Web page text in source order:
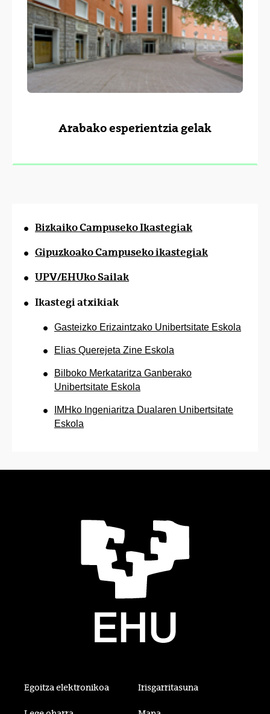
Arabako esperientzia gelak
Bizkaiko Campuseko Ikastegiak
Gipuzkoako Campuseko ikastegiak
UPV/EHUko Sailak
Ikastegi atxikiak
Gasteizko Erizaintzako Unibertsitate Eskola
Elias Querejeta Zine Eskola
Bilboko Merkataritza Ganberako
Unibertsitate Eskola
IMHko Ingeniaritza Dualaren Unibertsitate
Eskola
Egoitza elektronikoa Irisgarritasuna